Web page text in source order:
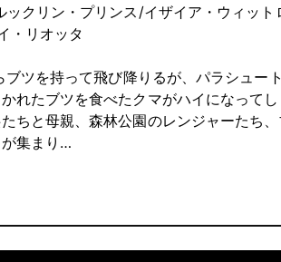
クリン・プリンス/イザイア・ウィット
・リオッタ
ツを持って飛び降りるが、パラシュー
れたブツを食べたクマがハイになってし
ちと母親、森林公園のレンジャーたち
集まり…